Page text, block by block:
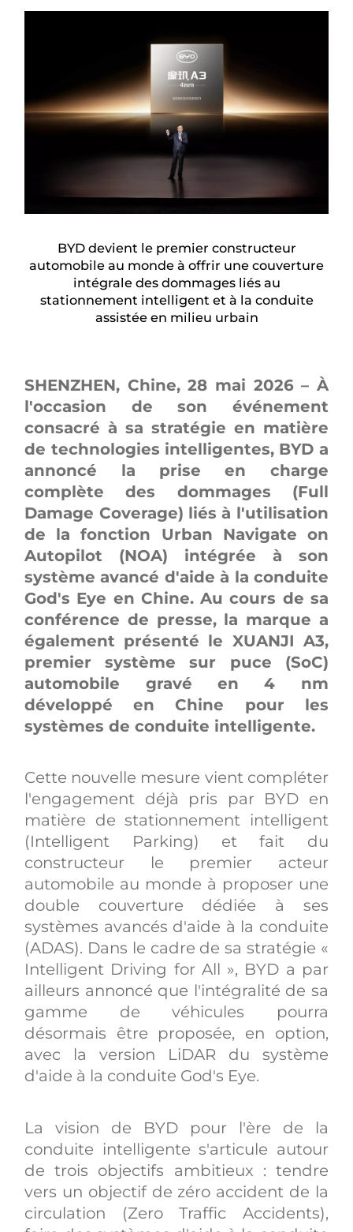
BYD devient le premier constructeur
automobile au monde à offrir une couverture
intégrale des dommages liés au
stationnement intelligent et à la conduite
assistée en milieu urbain
SHENZHEN, Chine, 28 mai 2026 – À
l'occasion de son événement
consacré à sa stratégie en matière
de technologies intelligentes, BYD a
annoncé la prise en charge
complète des dommages (Full
Damage Coverage) liés à l'utilisation
de la fonction Urban Navigate on
Autopilot (NOA) intégrée à son
système avancé d'aide à la conduite
God's Eye en Chine. Au cours de sa
conférence de presse, la marque a
également présenté le XUANJI A3,
premier système sur puce (SoC)
automobile gravé en 4 nm
développé en Chine pour les
systèmes de conduite intelligente.
Cette nouvelle mesure vient compléter
l'engagement déjà pris par BYD en
matière de stationnement intelligent
(Intelligent Parking) et fait du
constructeur le premier acteur
automobile au monde à proposer une
double couverture dédiée à ses
systèmes avancés d'aide à la conduite
(ADAS). Dans le cadre de sa stratégie «
Intelligent Driving for All », BYD a par
ailleurs annoncé que l'intégralité de sa
gamme de véhicules pourra
désormais être proposée, en option,
avec la version LiDAR du système
d'aide à la conduite God's Eye.
La vision de BYD pour l'ère de la
conduite intelligente s'articule autour
de trois objectifs ambitieux : tendre
vers un objectif de zéro accident de la
circulation (Zero Traffic Accidents),